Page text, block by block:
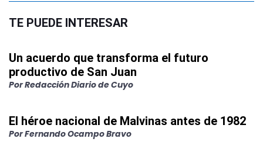
TE PUEDE INTERESAR
Un acuerdo que transforma el futuro
productivo de San Juan
PorRedacción Diario de Cuyo
El héroe nacional de Malvinas antes de 1982
PorFernando Ocampo Bravo